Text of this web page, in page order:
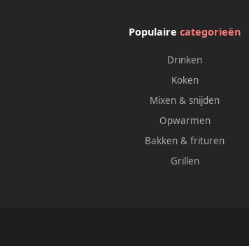
Populairecategorieën
Drinken
Koken
Mixen & snijden
Opwarmen
Bakken & frituren
Grillen